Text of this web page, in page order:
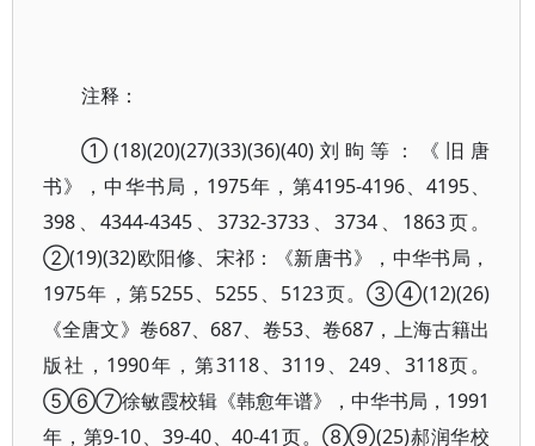
注释：
①(18)(20)(27)(33)(36)(40)刘昫等：《旧唐
书》，中华书局，1975年，第4195-4196、4195、
398、4344-4345、3732-3733、3734、1863页。
②(19)(32)欧阳修、宋祁：《新唐书》，中华书局，
1975年，第5255、5255、5123页。③④(12)(26)
《全唐文》卷687、687、卷53、卷687，上海古籍出
版社，1990年，第3118、3119、249、3118页。
⑤⑥⑦徐敏霞校辑《韩愈年谱》，中华书局，1991
年，第9-10、39-40、40-41页。⑧⑨(25)郝润华校